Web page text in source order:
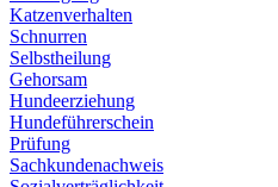
Katzenverhalten
Schnurren
Selbstheilung
Gehorsam
Hundeerziehung
Hundeführerschein
Prüfung
Sachkundenachweis